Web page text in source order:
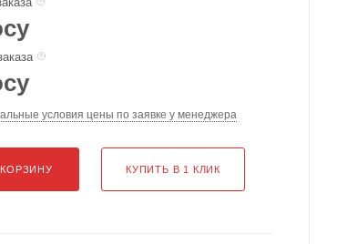
условия цены по заявке у менеджера
КОРЗИНУ КУПИТЬ В 1 КЛИК